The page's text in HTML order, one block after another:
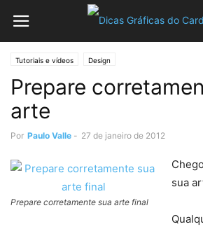
Tutoriais e vídeos Design
Prepare
arte
Por Paulo Valle - 27 de janeiro de 2012
Prepare corretamente sua arte final
sua